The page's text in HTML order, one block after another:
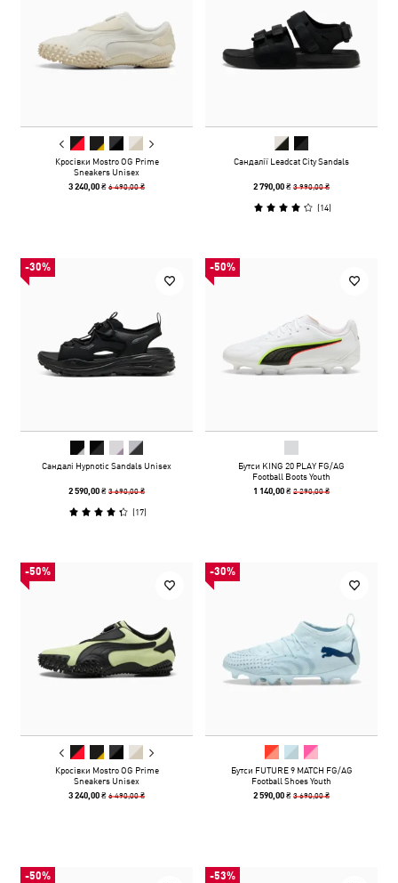
Кросівки Mostro OG Prime
Sneakers Unisex
3 240,00 ₴6 490,00 ₴
Сандалії Leadcat City Sandals
2 790,00 ₴3 990,00 ₴
(14)
-30%
Сандалі Hypnotic Sandals Unisex
2 590,00 ₴3 690,00 ₴
(17)
-50%
Бутси KING 20 PLAY FG/AG
Football Boots Youth
1 140,00 ₴2 290,00 ₴
-50%
Кросівки Mostro OG Prime
Sneakers Unisex
3 240,00 ₴6 490,00 ₴
-30%
Бутси FUTURE 9 MATCH FG/AG
Football Shoes Youth
2 590,00 ₴3 690,00 ₴
-50% -53%